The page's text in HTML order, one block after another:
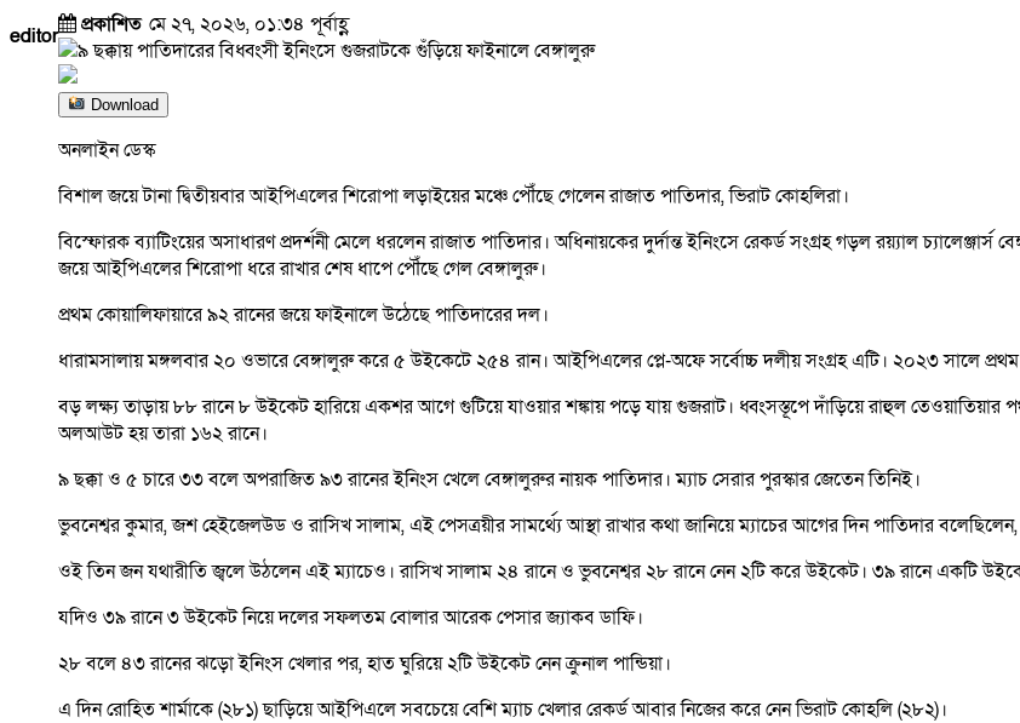
editor প্রকাশিত মে ২৭, ২০২৬, ০১:৩৪ পূর্বাহ্ণ
Download
অনলাইন ডেস্ক
বিশাল জয়ে টানা দ্বিতীয়বার আইপিএলের শিরোপা লড়াইয়ের মঞ্চে পৌঁছে গেলেন রাজাত পাতিদার, ভিরাট কোহলিরা।
বিস্ফোরক ব্যাটিংয়ের অসাধারণ প্রদর্শনী মেলে ধরলেন রাজাত পাতিদার। অধিনায়কের দুর্দান্ত ইনিংসে রেকর্ড সংগ্রহ গড়ল রয়্যাল
জয়ে আইপিএলের শিরোপা ধরে রাখার শেষ ধাপে পৌঁছে গেল বেঙ্গালুরু।
প্রথম কোয়ালিফায়ারে ৯২ রানের জয়ে ফাইনালে উঠেছে পাতিদারের দল।
ধারামসালায় মঙ্গলবার ২০ ওভারে বেঙ্গালুরু করে ৫ উইকেটে ২৫৪ রান। আইপিএলের প্লে-অফে সর্বোচ্চ দলীয় সংগ্রহ এটি। ২০২৩ সালে প্রথম
বড় লক্ষ্য তাড়ায় ৮৮ রানে ৮ উইকেট হারিয়ে একশর আগে গুটিয়ে যাওয়ার শঙ্কায় পড়ে যায় গুজরাট। ধ্বংসস্তূপে দাঁড়িয়ে রাহুল
অলআউট হয় তারা ১৬২ রানে।
৯ ছক্কা ও ৫ চারে ৩৩ বলে অপরাজিত ৯৩ রানের ইনিংস খেলে বেঙ্গালুরুর নায়ক পাতিদার। ম্যাচ সেরার পুরস্কার জেতেন তিনিই।
ভুবনেশ্বর কুমার, জশ হেইজেলউড ও রাসিখ সালাম, এই পেসত্রয়ীর সামর্থ্যে আস্থা রাখার কথা জানিয়ে ম্যাচের আগের দিন পাতিদার
ওই তিন জন যথারীতি জ্বলে উঠলেন এই ম্যাচেও। রাসিখ সালাম ২৪ রানে ও ভুবনেশ্বর ২৮ রানে নেন ২টি করে উইকেট। ৩৯ রানে একটি
যদিও ৩৯ রানে ৩ উইকেট নিয়ে দলের সফলতম বোলার আরেক পেসার জ্যাকব ডাফি।
২৮ বলে ৪৩ রানের ঝড়ো ইনিংস খেলার পর, হাত ঘুরিয়ে ২টি উইকেট নেন ক্রুনাল পান্ডিয়া।
এ দিন রোহিত শার্মাকে (২৮১) ছাড়িয়ে আইপিএলে সবচেয়ে বেশি ম্যাচ খেলার রেকর্ড আবার নিজের করে নেন ভিরাট কোহলি (২৮২)।